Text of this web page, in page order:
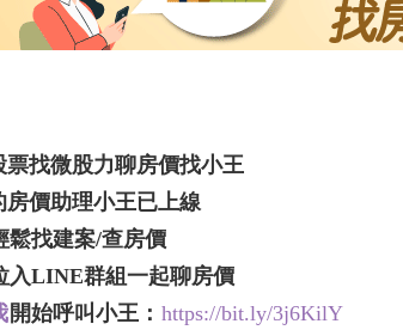
票找微股力聊房價找小王
房價助理小王已上線
鬆找建案/查房價
入LINE群組一起聊房價
開始呼叫小王： https://bit.ly/3j6KilY